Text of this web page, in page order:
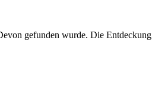
gefunden wurde. Die